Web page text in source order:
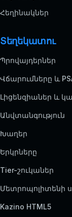
Հեղինակներ
Տեղեկատու
Պրովայդերներ
Վճարումները և
Լիցենզիաներ և
Անվտանգություն
Խաղեր
Երկրները
Tier-շուկաներ
Մետրոպոլիտենի
Kazino HTML5